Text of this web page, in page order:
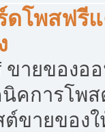
ดโพสฟรี
ขายของอ
นิคการโพ
ต์ขายของ